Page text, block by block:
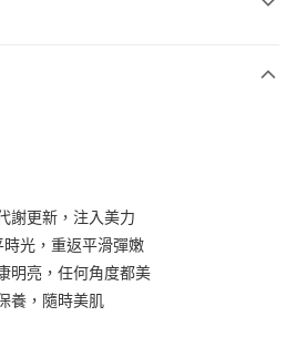
謝更新，注入美力
光，重返平滑彈嫩
明亮，任何角度都美
養，隨時美肌